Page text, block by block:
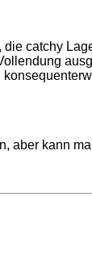
catchy
aber kann